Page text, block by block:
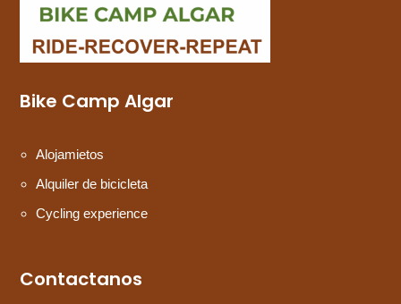
Bike Camp Algar
Alojamietos
Alquiler de bicicleta
Cycling experience
Contactanos